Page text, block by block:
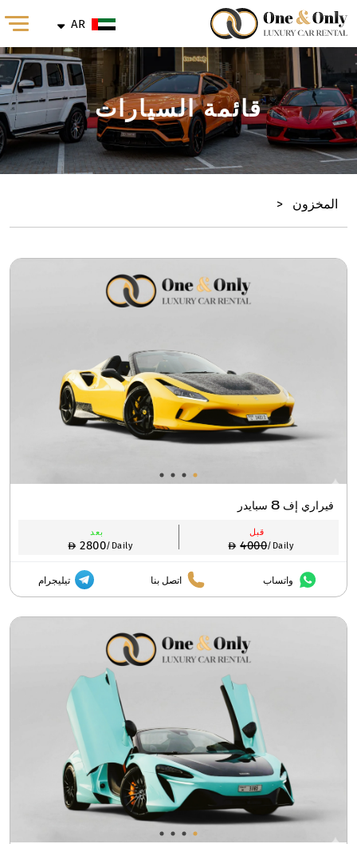
قائمة السيارات
المخزون <
فيراري إف 8 سبايدر
قبل
4000/Daily
بعد
2800/Daily
واتساب اتصل بنا تيليجرام